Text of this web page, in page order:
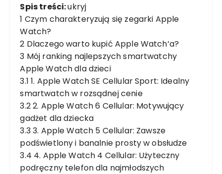
Spis treści:ukryj
1 Czym charakteryzują się zegarki Apple
Watch?
2 Dlaczego warto kupić Apple Watch’a?
3 Mój ranking najlepszych smartwatchy
Apple Watch dla dzieci
3.11. Apple Watch SE Cellular Sport: Idealny
smartwatch w rozsądnej cenie
3.22. Apple Watch 6 Cellular: Motywujący
gadżet dla dziecka
3.33. Apple Watch 5 Cellular: Zawsze
podświetlony i banalnie prosty w obsłudze
3.4 4. Apple Watch 4 Cellular: Użyteczny
podręczny telefon dla najmłodszych